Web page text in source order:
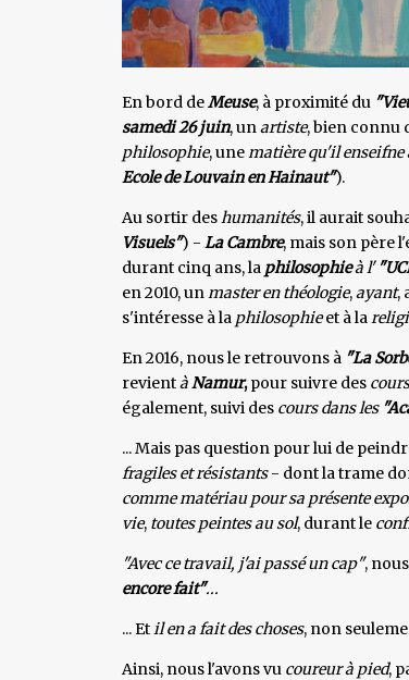
En bord deMeuse, à proximité du
samedi 26 juin, unartiste, bien connu
philosophie, unematière qu'il enseifne
Ecole de Louvain en Hainaut").
Au sortir deshumanités, il aurait
Visuels") - La Cambre, mais son père
durant cinq ans, la philosophieà l'
en 2010, unmaster en théologie,ayant,
s'intéresse à la philosophieet à la
En 2016, nous le retrouvons à "La
revientàNamur,pour suivre des
également, suivi des cours dans les
... Mais pas question pour lui de
fragiles et résistants- dont la trame
comme matériau pour sa présente
vie, toutes peintes au sol, durant le
"Avec ce travail, j'ai passé un cap",
encore fait"...
... Etil en a fait des choses, non
Ainsi, nous l'avons vu coureur à pied,